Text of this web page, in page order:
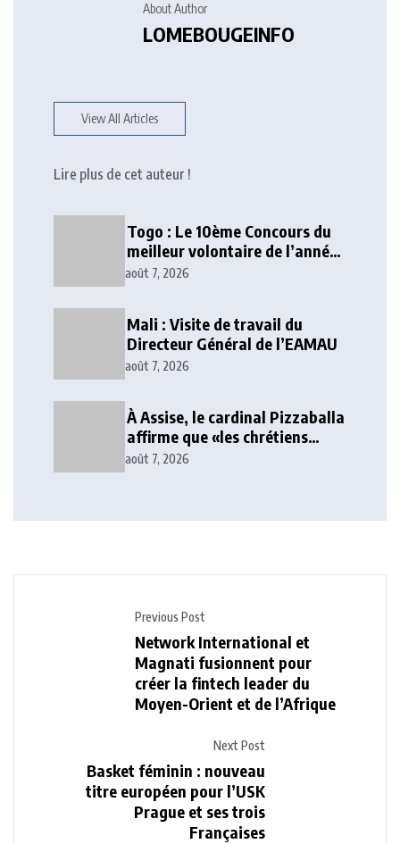
About Author
LOMEBOUGEINFO
View All Articles
Lire plus de cet auteur !
Togo : Le 10ème Concours du
meilleur volontaire de l’année
lancé
août 7, 2026
Mali : Visite de travail du
Directeur Général de l’EAMAU
août 7, 2026
À Assise, le cardinal Pizzaballa
affirme que «les chrétiens
veulent la paix»
août 7, 2026
Previous Post
Network International et
Magnati fusionnent pour
créer la fintech leader du
Moyen-Orient et de l’Afrique
Next Post
Basket féminin : nouveau
titre européen pour l’USK
Prague et ses trois
Françaises